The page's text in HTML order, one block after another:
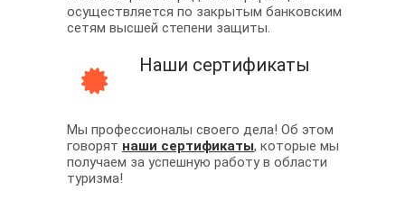
осуществляется по закрытым банковским
сетям высшей степени защиты.
Наши сертификаты
Мы профессионалы своего дела! Об этом
говорят наши сертификаты, которые мы
получаем за успешную работу в области
туризма!